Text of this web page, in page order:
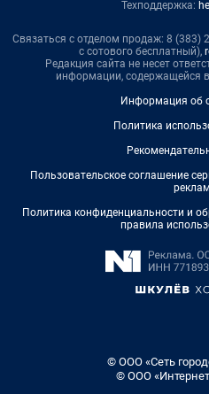
Техподдержка:
Связаться с отделом продаж: 8 (383)
с сотового бесплатный),
Редакция сайта не несет
информации, содержащейся
Информация об
Политика
Пользовательское соглашение
Политика конфиденциальности и
правила
© ООО «Сеть
© ООО